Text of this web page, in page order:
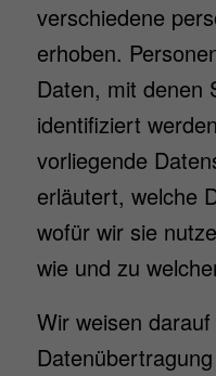
verschiedene
erhoben.
Daten, mit denen
identifiziert
vorliegende
erläutert, welche
wofür wir sie
wie und zu
Wir weisen